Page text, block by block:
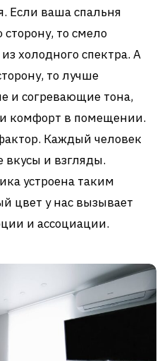
Если ваша спальня
то смело
холодного спектра. А
то лучше
и согревающие тона,
и комфорт в помещении.
Каждый человек
вкусы и взгляды.
устроена таким
цвет у нас вызывает
и ассоциации.